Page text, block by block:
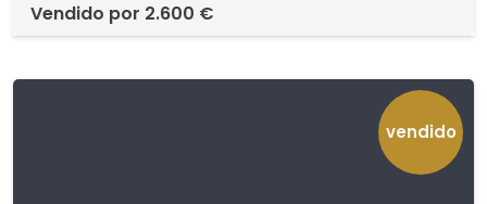
vendido por 2.600 €
vendido